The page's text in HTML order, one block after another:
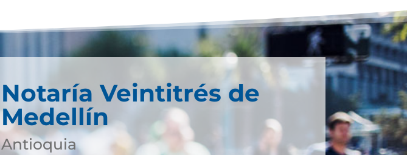
Notaría Veintitrés de
Medellín
Antioquia